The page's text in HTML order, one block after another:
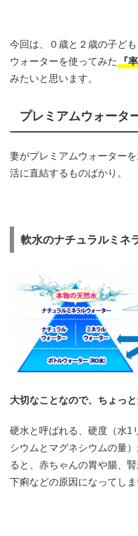
今回は、０歳と２歳の子ど
ウォーターを使ってみた 『
みたいと思います。
プレミアムウォータ
妻がプレミアムウォーター
活に直結するものばかり。
軟水のナチュラルミネ
大切なことなので、ちょっと
硬水と呼ばれる、硬度（水1
シウムとマグネシウムの量
ると、赤ちゃんの胃や腸、
下痢などの原因になってしま